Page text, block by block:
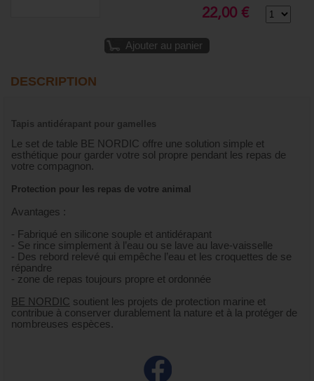
22,00 €
Ajouter au panier
DESCRIPTION
Tapis antidérapant pour gamelles
Le set de table BE NORDIC offre une solution simple et
esthétique pour garder votre sol propre pendant les repas de
votre compagnon.
Protection pour les repas de votre animal
Avantages :
- Fabriqué en silicone souple et antidérapant
- Se rince simplement à l’eau ou se lave au lave-vaisselle
- Des rebord relevé qui empêche l’eau et les croquettes de se
répandre
- zone de repas toujours propre et ordonnée
BE NORDIC soutient les projets de protection marine et
contribue à conserver durablement la nature et à la protéger de
nombreuses espèces.